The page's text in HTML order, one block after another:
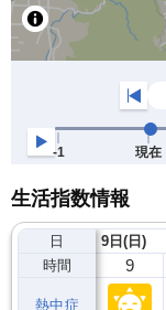
生活指数情報
日
時間
熱中症
9日(日)
9